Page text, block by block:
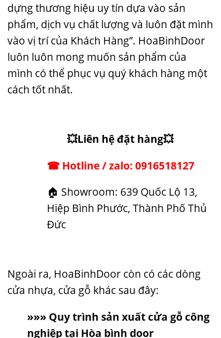
dựng thương hiệu uy tín dựa vào sản
phẩm, dịch vụ chất lượng và luôn đặt mình
vào vị trí của Khách Hàng”. HoaBinhDoor
luôn luôn mong muốn sản phẩm của
mình có thể phục vụ quý khách hàng một
cách tốt nhất.
💥Liên hệ đặt hàng💥
☎ Hotline / zalo: 0916518127
🏠 Showroom: 639 Quốc Lộ 13,
Hiệp Bình Phước, Thành Phố Thủ
Đức
Ngoài ra, HoaBinhDoor còn có các dòng
cửa nhựa, cửa gỗ khác sau đây:
»»» Quy trình sản xuất cửa gỗ công
nghiệp tại Hòa bình door